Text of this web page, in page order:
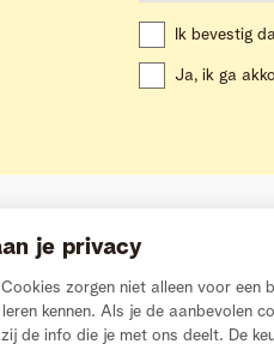
Ik bevestig
Ja, ik ga
je privacy
zorgen niet alleen voor een
kennen. Als je de aanbevolen
de info die je met ons deelt. De